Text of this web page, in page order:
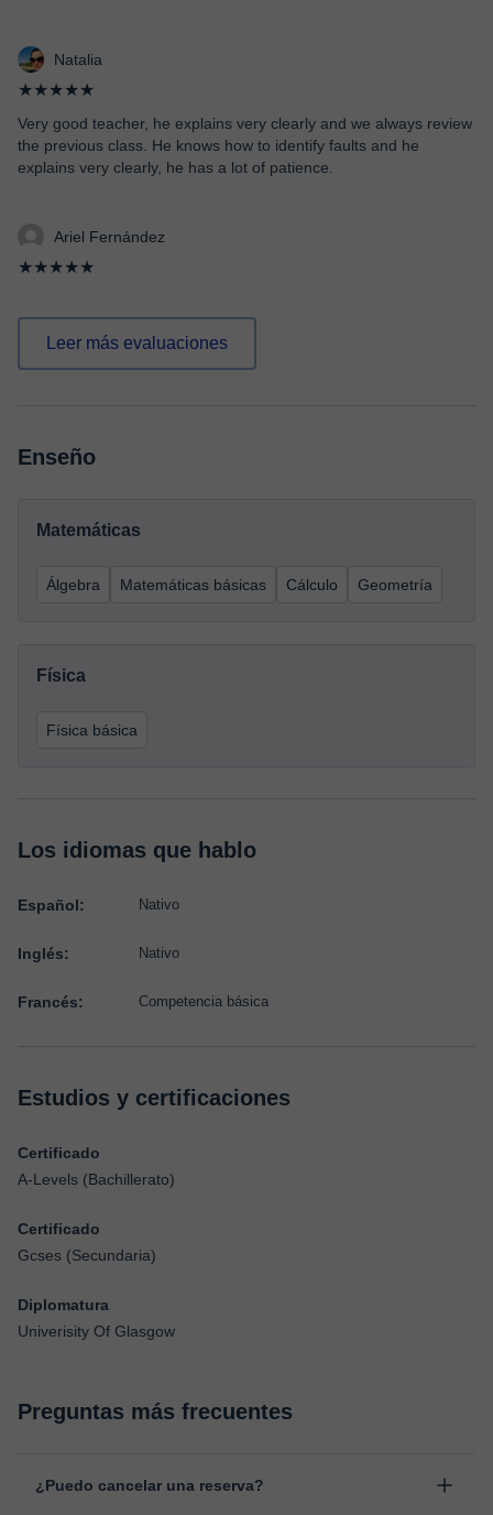
Natalia
★★★★★
Very good teacher, he explains very clearly and we always review
the previous class. He knows how to identify faults and he
explains very clearly, he has a lot of patience.
Ariel Fernández
★★★★★
Leer más evaluaciones
Enseño
Matemáticas
Álgebra Matemáticas básicas Cálculo Geometría
Física
Física básica
Los idiomas que hablo
Español: Nativo
Inglés: Nativo
Francés: Competencia básica
Estudios y certificaciones
Certificado
A-Levels (Bachillerato)
Certificado
Gcses (Secundaria)
Diplomatura
Univerisity Of Glasgow
Preguntas más frecuentes
¿Puedo cancelar una reserva?